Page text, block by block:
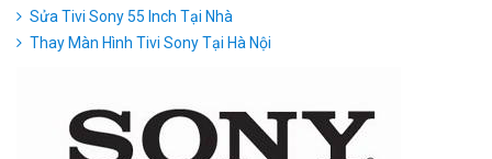
Sửa Tivi Sony 55 Inch Tại Nhà
Thay Màn Hình Tivi Sony Tại Hà Nội